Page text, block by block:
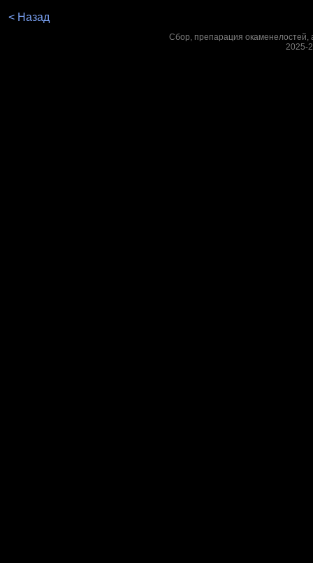
< Назад
Сбор, препарация окаменелостей,
2025-